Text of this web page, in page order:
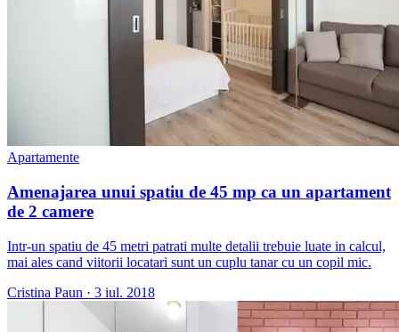
Apartamente
Amenajarea unui spatiu de 45 mp ca un apartament
de 2 camere
Intr-un spatiu de 45 metri patrati multe detalii trebuie luate in calcul,
mai ales cand viitorii locatari sunt un cuplu tanar cu un copil mic.
Cristina Paun · 3 iul. 2018